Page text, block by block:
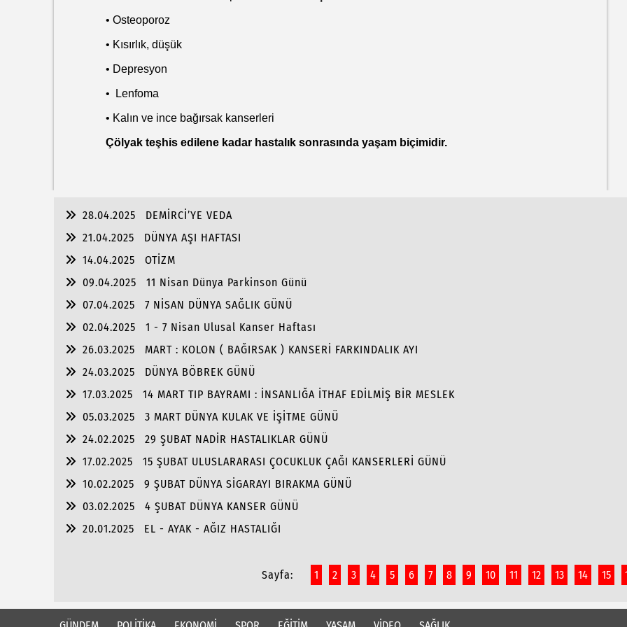
• Osteoporoz
• Kısırlık, düşük
• Depresyon
• Lenfoma
• Kalın ve ince bağırsak kanserleri
Çölyak teşhis edilene kadar hastalık sonrasında yaşam biçimidir.
28.04.2025
DEMİRCİ’YE VEDA
21.04.2025
DÜNYA AŞI HAFTASI
14.04.2025
OTİZM
09.04.2025
11 Nisan Dünya Parkinson Günü
07.04.2025
7 NİSAN DÜNYA SAĞLIK GÜNÜ
02.04.2025
1 - 7 Nisan Ulusal Kanser Haftası
26.03.2025
MART : KOLON ( BAĞIRSAK ) KANSERİ FARKINDALIK AYI
24.03.2025
DÜNYA BÖBREK GÜNÜ
17.03.2025
14 MART TIP BAYRAMI : İNSANLIĞA İTHAF EDİLMİŞ BİR MESLEK
05.03.2025
3 MART DÜNYA KULAK VE İŞİTME GÜNÜ
24.02.2025
29 ŞUBAT NADİR HASTALIKLAR GÜNÜ
17.02.2025
15 ŞUBAT ULUSLARARASI ÇOCUKLUK ÇAĞI KANSERLERİ GÜNÜ
10.02.2025
9 ŞUBAT DÜNYA SİGARAYI BIRAKMA GÜNÜ
03.02.2025
4 ŞUBAT DÜNYA KANSER GÜNÜ
20.01.2025
EL - AYAK - AĞIZ HASTALIĞI
Sayfa: 1 2 3 4 5 6 7 8 9 10 11 12 13 14 15